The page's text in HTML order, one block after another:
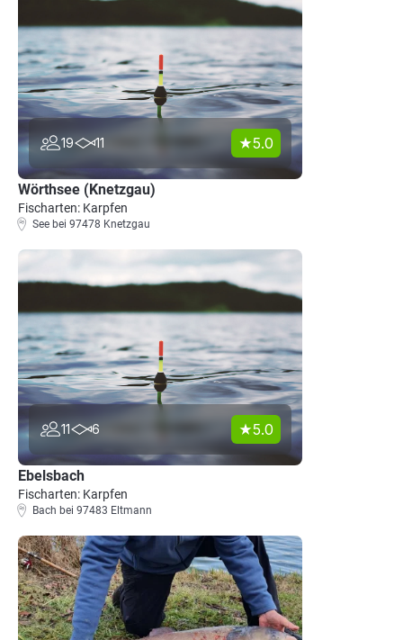
19 11 5.0
Wörthsee (Knetzgau)
Fischarten: Karpfen
See bei 97478 Knetzgau
11 6 5.0
Ebelsbach
Fischarten: Karpfen
Bach bei 97483 Eltmann